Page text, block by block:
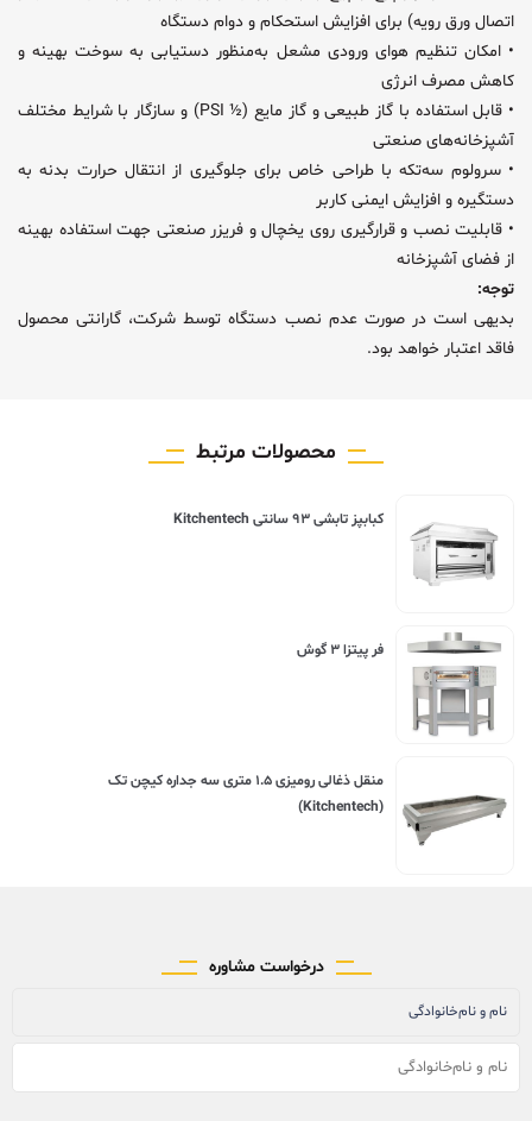
اتصال ورق رویه) برای افزایش استحکام و دوام دستگاه
• امکان تنظیم هوای ورودی مشعل به‌منظور دستیابی به سوخت بهینه و
کاهش مصرف انرژی
• قابل استفاده با گاز طبیعی و گاز مایع (½ PSI) و سازگار با شرایط مختلف
آشپزخانه‌های صنعتی
• سرولوم سه‌تکه با طراحی خاص برای جلوگیری از انتقال حرارت بدنه به
دستگیره و افزایش ایمنی کاربر
• قابلیت نصب و قرارگیری روی یخچال و فریزر صنعتی جهت استفاده بهینه
از فضای آشپزخانه
توجه:
بدیهی است در صورت عدم نصب دستگاه توسط شرکت، گارانتی محصول
فاقد اعتبار خواهد بود.
محصولات مرتبط
کبابپز تابشی ۹۳ سانتی Kitchentech
فر پیتزا ۳ گوش
منقل ذغالی رومیزی ۱.۵ متری سه جداره کیچن تک
(Kitchentech)
درخواست مشاوره
نام و نام‌خانوادگی